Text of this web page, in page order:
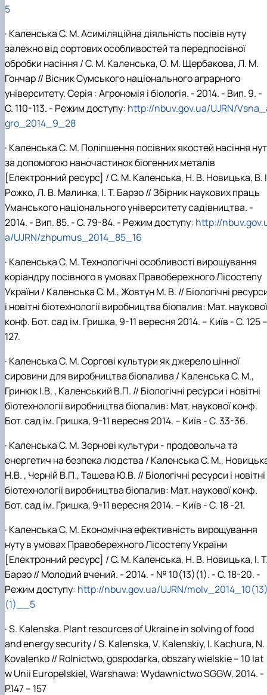
5
· Каленська С. М. Асиміляційна діяльність посівів нуту
залежно від сортових особливостей та передпосівної
обробки насіння / С. М. Каленська, О. М. Щербакова, Л. М.
Гончар // Вісник Сумського національного аграрного
університету. Серія : Агрономія і біологія. - 2014. - Вип. 9. -
С. 110-113. - Режим доступу: http://nbuv.gov.ua/UJRN/
gro_2014_9_28
· Каленська С. М. Поліпшення посівних якостей насіння
за допомогою наночастинок біогенних металів
[Електронний ресурс] / С. М. Каленська, Н. В. Новицька, В.
Рожко, Л. В. Малинка, І. Т. Барзо // Збірник наукових праць
Уманського національного університету садівництва. -
2014. - Вип. 85. - С. 79-84. - Режим доступу: http://
a/UJRN/zhpumus_2014_85_16
· Каленська С. М. Технологічні особливості вирощування
коріандру посівного в умовах Правобережного Лісостепу
України / Каленська С. М., Жовтун М. В. // Біологічні
і новітні біотехнології виробництва біопалив: Мат. наукової
конф. Бот. сад ім. Гришка, 9-11 вересня 2014. – Київ - C. 125 –
127.
· Каленська С. М. Соргові культури як джерело цінної
сировини для виробництва біопалива / Каленська С. М.,
Гринюк І.В. , Каленський В.П. // Біологічні ресурси і новітні
біотехнології виробництва біопалив: Мат. наукової конф.
Бот. сад ім. Гришка, 9-11 вересня 2014. – Київ - С. 33-36.
· Каленська С. М. Зернові культури - продовольча та
енергетич на безпека людства / Каленська С. М.,
Н.В. , Черній В.П., Ташева Ю.В. // Біологічні ресурси і новітні
біотехнології виробництва біопалив: Мат. наукової конф.
Бот. сад ім. Гришка, 9-11 вересня 2014. – Київ - С. 18 -21.
· Каленська С. М. Економічна ефективність вирощування
нуту в умовах Правобережного Лісостепу України
[Електронний ресурс] / С. М. Каленська, Н. В. Новицька, І.
Барзо // Молодий вчений. - 2014. - № 10(13)(1). - С. 18-20. -
Режим доступу: http://nbuv.gov.ua/UJRN/
(1)__5
· S. Kalenska. Plant resources of Ukraine in solving of food
and energy security / S. Kalenska, V. Kalenskiy, I. Kachura, N.
Kovalenko // Rolnictwo, gospodarka, obszary wielskie – 10 lat
w Unii Europelskiel, Warshawa: Wydawnictwo SGGW, 2014. -
P.147 – 157